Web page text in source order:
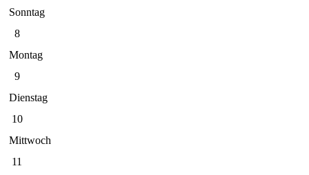
Sonntag
8
Montag
9
Dienstag
10
Mittwoch
11